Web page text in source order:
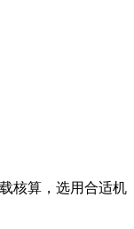
核算，选用合适机